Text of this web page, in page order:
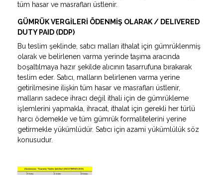
tüm hasar ve masrafları üstlenir.
GÜMRÜK VERGİLERİ ÖDENMİŞ OLARAK / DELIVERED
DUTY PAID (DDP)
Bu teslim şeklinde, satıcı malları ithalat için gümrüklenmiş
olarak ve belirlenen varma yerinde taşıma aracında
boşaltılmaya hazır şekilde alıcının tasarrufuna bırakarak
teslim eder. Satıcı, malların belirlenen varma yerine
getirilmesine ilişkin tüm hasar ve masrafları üstlenir,
malların sadece ihracı değil ithali için de gümrükleme
işlemlerini yapmakla, ihracat, ithalat için gerekli her türlü
harcı ödemekle ve tüm gümrük formalitelerini yerine
getirmekle yükümlüdür. Satıcı için azami yükümlülük söz
konusudur.